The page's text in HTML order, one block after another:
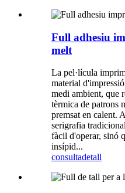
Full adhesiu
melt
La pel·lícula
material
medi ambient, que
tèrmica de patrons
premsat en calent.
serigrafia
fàcil d'operar, sinó
insípid...
consultadetall